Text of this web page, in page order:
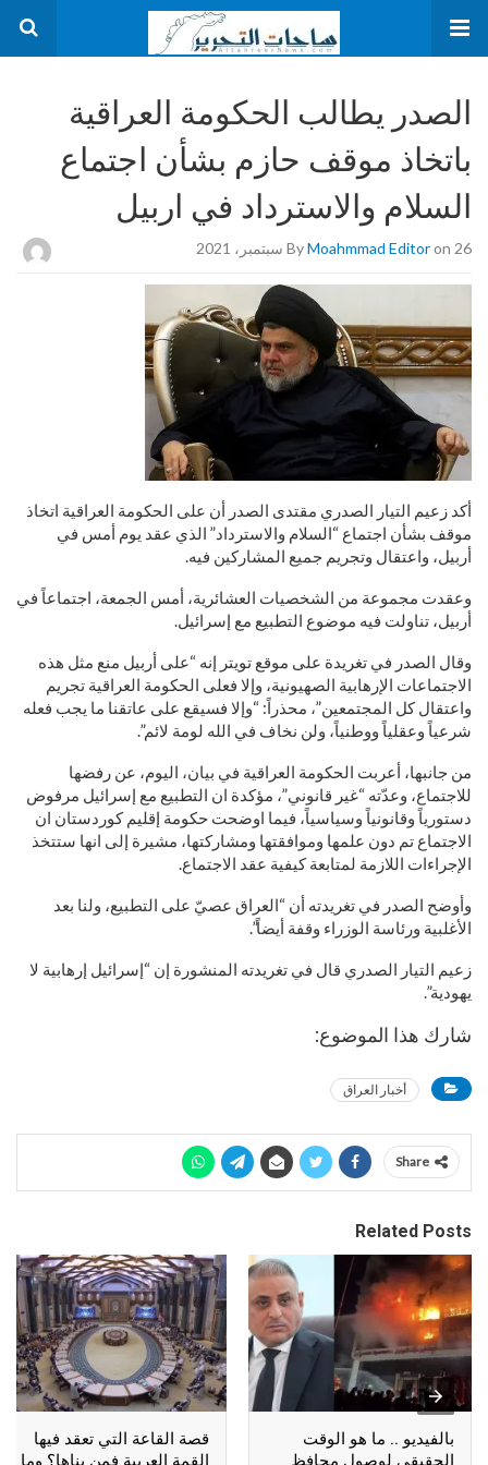
الصدر يطالب الحكومة العراقية
باتخاذ موقف حازم بشأن اجتماع
السلام والاسترداد في اربيل
ByMoahmmad Editoron 26 سبتمبر، 2021
أكد زعيم التيار الصدري مقتدى الصدر أن على الحكومة العراقية اتخاذ
موقف بشأن اجتماع “السلام والاسترداد” الذي عقد يوم أمس في
أربيل، واعتقال وتجريم جميع المشاركين فيه.
وعقدت مجموعة من الشخصيات العشائرية، أمس الجمعة، اجتماعاً في
أربيل، تناولت فيه موضوع التطبيع مع إسرائيل.
وقال الصدر في تغريدة على موقع تويتر إنه “على أربيل منع مثل هذه
الاجتماعات الإرهابية الصهيونية، وإلا فعلى الحكومة العراقية تجريم
واعتقال كل المجتمعين”، محذراً: “وإلا فسيقع على عاتقنا ما يجب فعله
شرعياً وعقلياً ووطنياً، ولن نخاف في الله لومة لائم”.
من جانبها، أعربت الحكومة العراقية في بيان، اليوم، عن رفضها
للاجتماع، وعدّته “غير قانوني”، مؤكدة ان التطبيع مع إسرائيل مرفوض
دستورياً وقانونياً وسياسياً، فيما اوضحت حكومة إقليم كوردستان ان
الاجتماع تم دون علمها وموافقتها ومشاركتها، مشيرة إلى انها ستتخذ
الإجراءات اللازمة لمتابعة كيفية عقد الاجتماع.
وأوضح الصدر في تغريدته أن “العراق عصيّ على التطبيع، ولنا بعد
الأغلبية ورئاسة الوزراء وقفة أيضاً”.
زعيم التيار الصدري قال في تغريدته المنشورة إن “إسرائيل إرهابية لا
يهودية”.
شارك هذا الموضوع:
أخبار العراق
Share
Related Posts
بالفيديو .. ما هو الوقت
الحقيقي لوصول محافظ
قصة القاعة التي تعقد فيها
القمة العربية فمن بناها؟ وما